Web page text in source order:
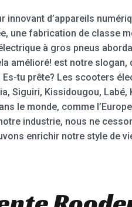
d’appareils
une fabrication de classe
à gros pneus
amélioré! est notre
tu prête? Les scooters
Siguiri, Kissidougou,
le monde, comme
industrie, nous ne
enrichir notre style de